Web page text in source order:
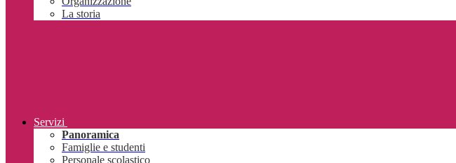
La storia
Servizi
Panoramica
Famiglie e studenti
Personale scolastico